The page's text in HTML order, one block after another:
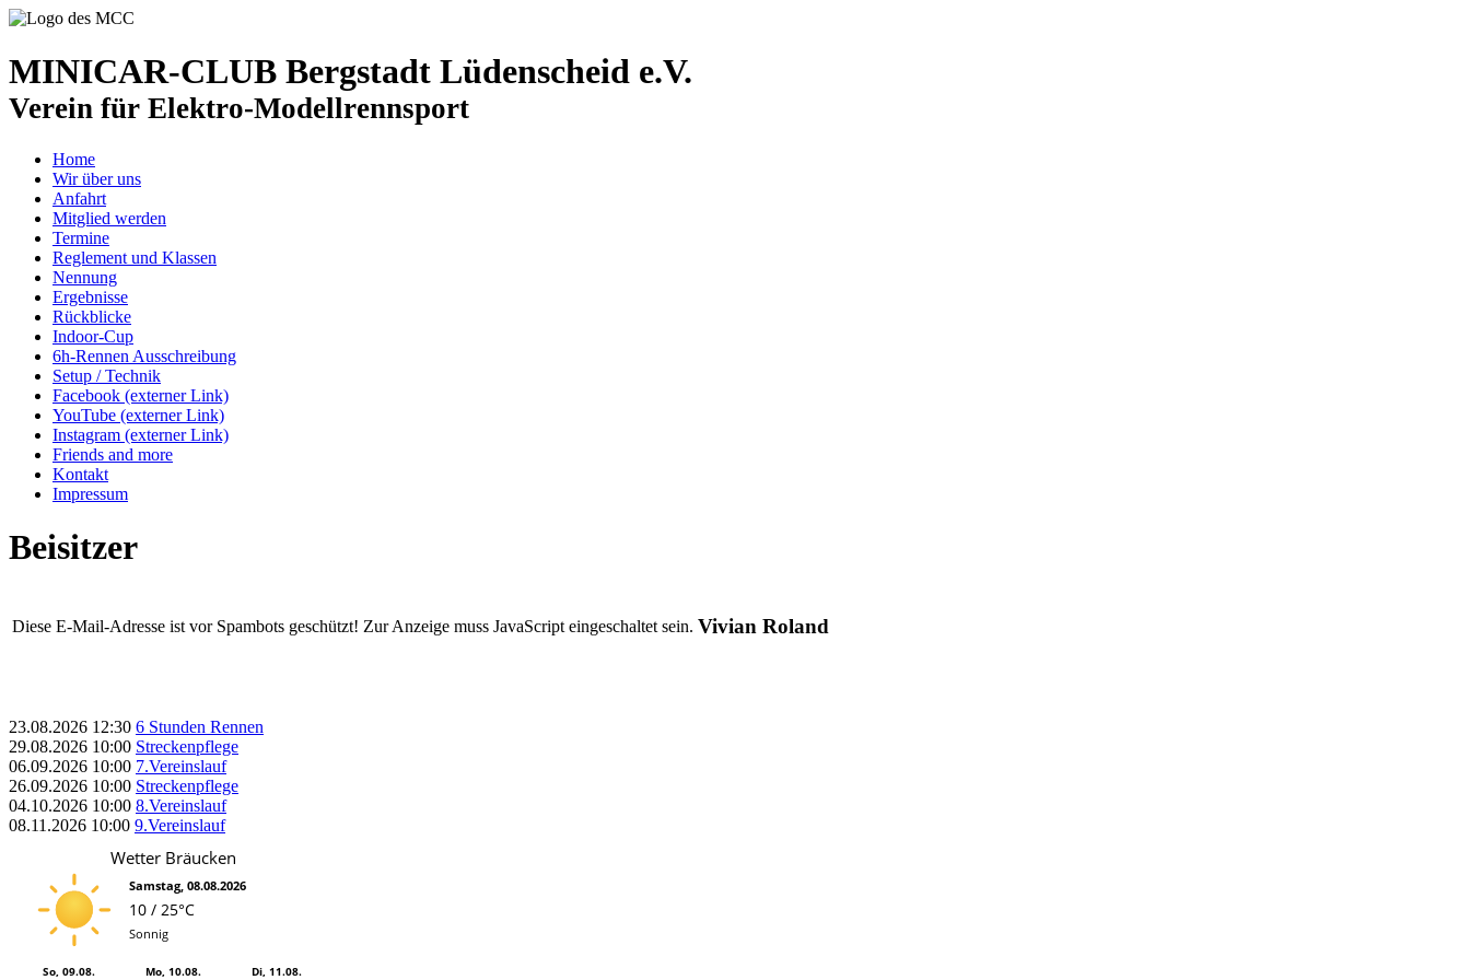
MINICAR-CLUB Bergstadt Lüdenscheid e.V.
Verein für Elektro-Modellrennsport
Home
Wir über uns
Anfahrt
Mitglied werden
Termine
Reglement und Klassen
Nennung
Ergebnisse
Rückblicke
Indoor-Cup
6h-Rennen Ausschreibung
Setup / Technik
Facebook (externer Link)
YouTube (externer Link)
Instagram (externer Link)
Friends and more
Kontakt
Impressum
Beisitzer
Diese E-Mail-Adresse ist vor Spambots geschützt! Zur Anzeige muss JavaScript eingeschaltet sein. Vivian Roland
23.08.2026 12:30 6 Stunden Rennen
29.08.2026 10:00 Streckenpflege
06.09.2026 10:00 7.Vereinslauf
26.09.2026 10:00 Streckenpflege
04.10.2026 10:00 8.Vereinslauf
08.11.2026 10:00 9.Vereinslauf
Wetter Bräucken
Samstag, 08.08.2026
10 / 25°C
Sonnig
So, 09.08. Mo, 10.08. Di, 11.08.